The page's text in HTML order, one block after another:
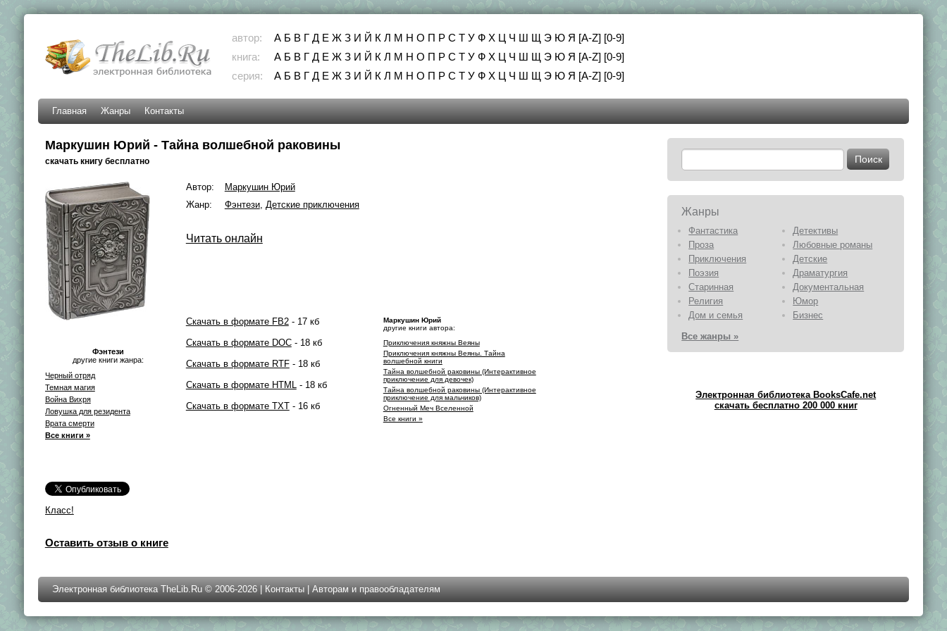
автор: А Б В Г Д Е Ж З И Й К Л М Н О П Р С Т У Ф Х Ц Ч Ш Щ Э Ю Я [A-Z] [0-9]
книга:
А Б В Г Д Е Ж З И Й К Л М Н О П Р С Т У Ф Х Ц Ч Ш Щ Э Ю Я [A-Z] [0-9]
серия:
А Б В Г Д Е Ж З И Й К Л М Н О П Р С Т У Ф Х Ц Ч Ш Щ Э Ю Я [A-Z] [0-9]
Главная Жанры Контакты
Маркушин Юрий - Тайна волшебной раковины
скачать книгу бесплатно
Фэнтези
другие книги жанра:
Черный отряд
Темная магия
Война Вихря
Ловушка для резидента
Врата смерти
Все книги »
Класс!
Автор:
Маркушин Юрий
Жанр:
Фэнтези, Детские приключения
Читать онлайн
Скачать в формате FB2- 17 кб
Скачать в формате DOC- 18 кб
Скачать в формате RTF- 18 кб
Скачать в формате HTML- 18 кб
Скачать в формате TXT- 16 кб
Маркушин Юрий
другие книги автора:
Приключения княжны Веяны
Приключения княжны Веяны. Тайна
волшебной книги
Тайна волшебной раковины (Интерактивное
приключение для девочек)
Тайна волшебной раковины (Интерактивное
приключение для мальчиков)
Огненный Меч Вселенной
Все книги »
Оставить отзыв о книге
Жанры
Фантастика
Детективы
Проза
Любовные романы
Приключения
Детские
Поэзия
Драматургия
Старинная
Документальная
Религия
Юмор
Дом и семья
Бизнес
Все жанры »
Электронная библиотека BooksCafe.net
скачать бесплатно 200 000 книг
Электронная библиотека TheLib.Ru © 2006-2026 | Контакты| Авторам и правообладателям